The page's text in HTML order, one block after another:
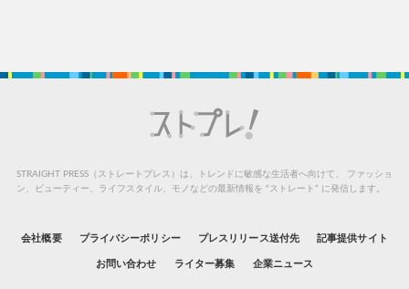
STRAIGHT PRESS（ストレートプレス）は、トレンドに敏感な生活者へ向けて、
ファッショ
ン、ビューティー、ライフスタイル、モノなどの最新情報を “ストレート” に発信します。
会社概要 プライバシーポリシー プレスリリース送付先 記事提供サイト
お問い合わせ ライター募集 企業ニュース